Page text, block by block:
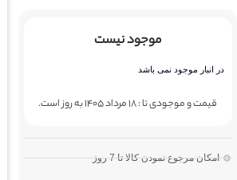
موجود نیست
در انبار موجود نمی باشد
قیمت و موجودی تا : 18 مرداد 1405 به روز است.
امکان مرجوع نمودن کالا تا 7 روز